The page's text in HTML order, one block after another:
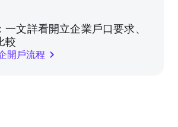
一文詳看開立企業戶口要求、
較
開戶流程